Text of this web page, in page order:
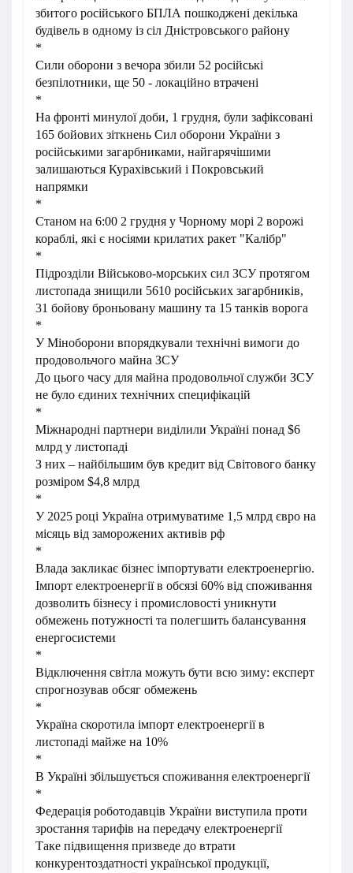
збитого російського БПЛА пошкоджені декілька
будівель в одному із сіл Дністровського району
*
Сили оборони з вечора збили 52 російські
безпілотники, ще 50 - локаційно втрачені
*
На фронті минулої доби, 1 грудня, були зафіксовані
165 бойових зіткнень Сил оборони України з
російськими загарбниками, найгарячішими
залишаються Курахівський і Покровський
напрямки
*
Станом на 6:00 2 грудня у Чорному морі 2 ворожі
кораблі, які є носіями крилатих ракет "Калібр"
*
Підрозділи Військово-морських сил ЗСУ протягом
листопада знищили 5610 російських загарбників,
31 бойову броньовану машину та 15 танків ворога
*
У Міноборони впорядкували технічні вимоги до
продовольчого майна ЗСУ
До цього часу для майна продовольчої служби ЗСУ
не було єдиних технічних специфікацій
*
Міжнародні партнери виділили Україні понад $6
млрд у листопаді
З них – найбільшим був кредит від Світового банку
розміром $4,8 млрд
*
У 2025 році Україна отримуватиме 1,5 млрд євро на
місяць від заморожених активів рф
*
Влада закликає бізнес імпортувати електроенергію.
Імпорт електроенергії в обсязі 60% від споживання
дозволить бізнесу і промисловості уникнути
обмежень потужності та полегшить балансування
енергосистеми
*
Відключення світла можуть бути всю зиму: експерт
спрогнозував обсяг обмежень
*
Україна скоротила імпорт електроенергії в
листопаді майже на 10%
*
В Україні збільшується споживання електроенергії
*
Федерація роботодавців України виступила проти
зростання тарифів на передачу електроенергії
Таке підвищення призведе до втрати
конкурентоздатності української продукції,